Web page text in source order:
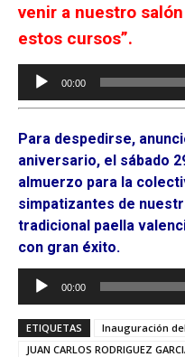
venir a nuestro
estos cursos”.
Reproductor
de
00:00
Para despedirse,
aniversario, el sábado
almuerzo para la
simpatizantes de
tradicional paella
con gran éxito.
Reproductor
de
audio
00:00
ETIQUETAS
Inauguración
JUAN CARLOS RODRIGUEZ